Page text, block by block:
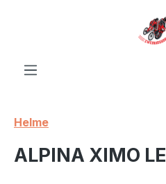
Helme
ALPINA XIMO LE